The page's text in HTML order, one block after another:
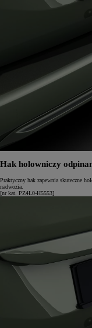
Hak holowniczy
Praktyczny hak zapewnia skuteczne
nadwozia.
[nr kat. PZ4L0-H5553]